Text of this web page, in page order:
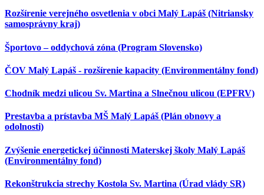
Rozšírenie verejného osvetlenia v obci Malý Lapáš (Nitriansky
samosprávny kraj)
Športovo – oddychová zóna (Program Slovensko)
ČOV Malý Lapáš - rozšírenie kapacity (Environmentálny fond)
Chodník medzi ulicou Sv. Martina a Slnečnou ulicou (EPFRV)
Prestavba a prístavba MŠ Malý Lapáš (Plán obnovy a
odolnosti)
Zvýšenie energetickej účinnosti Materskej školy Malý Lapáš
(Environmentálny fond)
Rekonštrukcia strechy Kostola Sv. Martina (Úrad vlády SR)